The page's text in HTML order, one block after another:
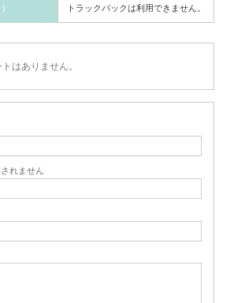
) トラックバックは利用できません。
はありません。
れません